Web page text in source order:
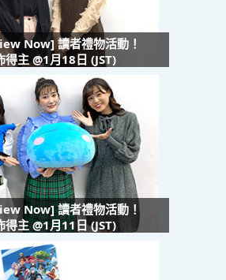
Now] 讀者禮物活動！
得主 @1月18日 (JST)
Now] 讀者禮物活動！
得主 @1月11日 (JST)